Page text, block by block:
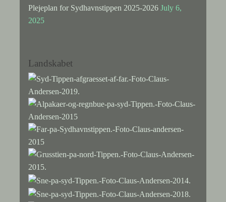
Plejeplan for Sydhavnstippen 2025-2026 July 6,
2025
Landskabet